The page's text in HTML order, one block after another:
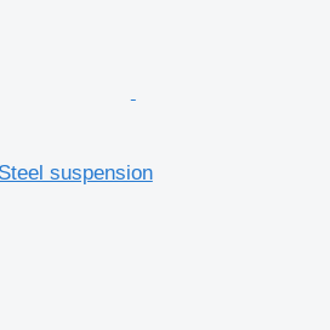
suspension